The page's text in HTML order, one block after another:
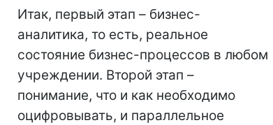
Итак, первый этап – бизнес-
аналитика, то есть, реальное
состояние бизнес-процессов в любом
учреждении. Второй этап –
понимание, что и как необходимо
оцифровывать, и параллельное